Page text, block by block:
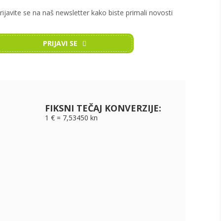
se na naš newsletter kako biste primali novosti
PRIJAVI SE
FIKSNI TEČAJ KONVERZIJE:
1 € = 7,53450 kn